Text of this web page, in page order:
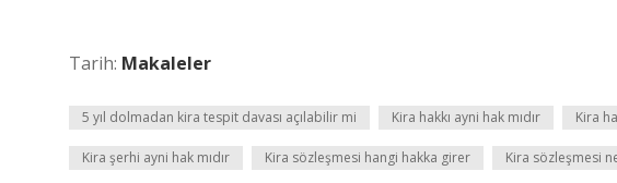
Tarih: Makaleler
5 yıl dolmadan kira tespit davası açılabilir mi Kira hakkı ayni hak mıdır Kira
Kira şerhi ayni hak mıdır Kira sözleşmesi hangi hakka girer Kira sözleşmesi